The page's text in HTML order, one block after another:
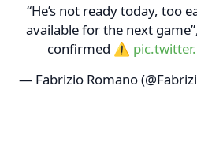
“He’s not ready today, too
available for the next
confirmed ⚠️
— Fabrizio Romano